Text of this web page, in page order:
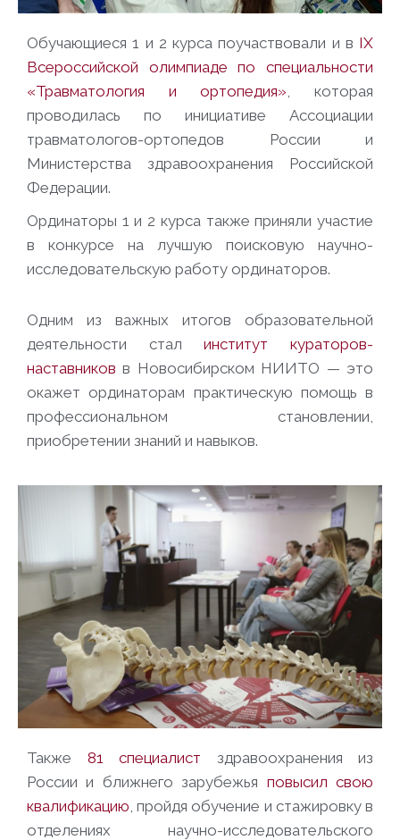
Обучающиеся 1 и 2 курса поучаствовали и в IX
Всероссийской олимпиаде по специальности
«Травматология и ортопедия» , которая
проводилась по инициативе Ассоциации
травматологов-ортопедов России и
Министерства здравоохранения Российской
Федерации.
Ординаторы 1 и 2 курса также приняли участие
в конкурсе на лучшую поисковую научно-
исследовательскую работу ординаторов.
Одним из важных итогов образовательной
деятельности сталинститут кураторов-
наставников в Новосибирском НИИТО — это
окажет ординаторам практическую помощь в
профессиональном становлении,
приобретении знаний и навыков.
Также 81 специалист здравоохранения из
России и ближнего зарубежья повысил свою
квалификацию , пройдя обучение и стажировку в
отделениях научно-исследовательского